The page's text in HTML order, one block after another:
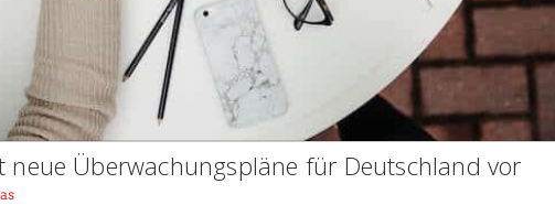
neue Überwachungspläne für Deutschland vor